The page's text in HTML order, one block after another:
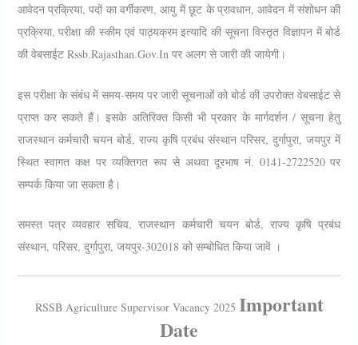
आवेदन प्रक्रिया, पदों का वर्गीकरण, आयु में छूट के प्रावधान, आवेदन में संशोधन की
प्रक्रिया, परीक्षा की स्कीम एवं पाठ्यक्रम इत्यादि की सूचना विस्तृत विज्ञापन में बोर्ड
की वेबसाईट Rssb.rajasthan.gov.in पर अलग से जारी की जायेगी।
इस परीक्षा के संबंध में समय-समय पर जारी सूचनाओं को बोर्ड की उपरोक्त वेबसाईट से
प्राप्त कर सकते हैं। इसके अतिरिक्त किसी भी प्रकार के मार्गदर्शन / सूचना हेतु
राजस्थान कर्मचारी चयन बोर्ड, राज्य कृषि प्रबंध संस्थान परिसर, दुर्गापुरा, जयपुर में
स्थित स्वागत कक्ष पर व्यक्तिगत रूप से अथवा दूरभाष नं. 0141-2722520 पर
सम्पर्क किया जा सकता है।
समस्त पत्र व्यवहार सचिव, राजस्थान कर्मचारी चयन बोर्ड, राज्य कृषि प्रबंध
संस्थान, परिसर, दुर्गापुरा, जयपुर-302018 को सम्बोधित किया जावें ।
RSSB Agriculture Supervisor Vacancy 2025 Important
Date